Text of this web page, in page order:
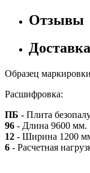
Отзывы
Образец
Расшифровка:
ПБ - Плита
96 - Длина 9600 мм.
12 - Ширина 1200
6 - Расчетная